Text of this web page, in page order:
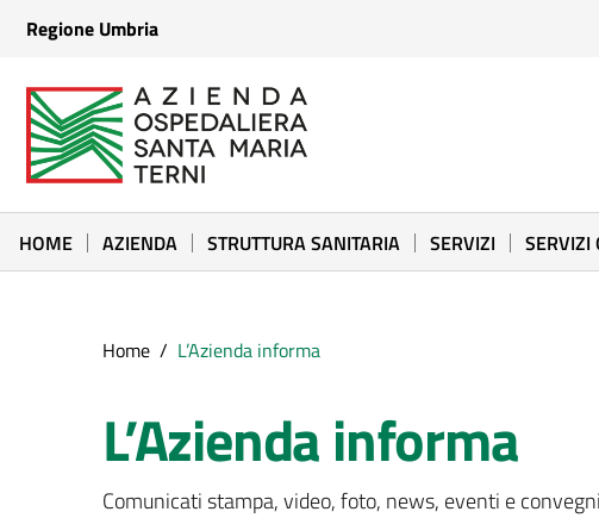
Vai ai contenuti
Vai al menu di navigazione
Vai al footer
Regione Umbria
Azienda Ospedaliera Santa Maria di Terni
Sito Istituzionale
HOME AZIENDA STRUTTURA SANITARIA SERVIZI SERVIZI
Home / L’Azienda informa
L’Azienda informa
Comunicati stampa, video, foto, news, eventi e